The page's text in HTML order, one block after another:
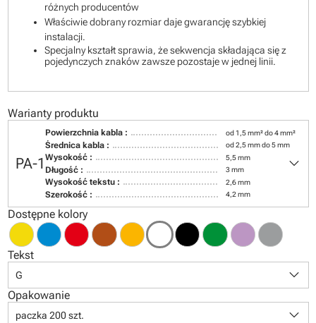
różnych producentów
Właściwie dobrany rozmiar daje gwarancję szybkiej
instalacji.
Specjalny kształt sprawia, że sekwencja składająca się z
pojedynczych znaków zawsze pozostaje w jednej linii.
Warianty produktu
PA-1
Powierzchnia kabla : od 1,5 mm² do 4 mm²
Średnica kabla : od 2,5 mm do 5 mm
Wysokość : 5,5 mm
Długość : 3 mm
Wysokość tekstu : 2,6 mm
Szerokość : 4,2 mm
keyboard_arrow_down
Dostępne kolory
Tekst
G keyboard_arrow_down
Opakowanie
paczka 200 szt. keyboard_arrow_down